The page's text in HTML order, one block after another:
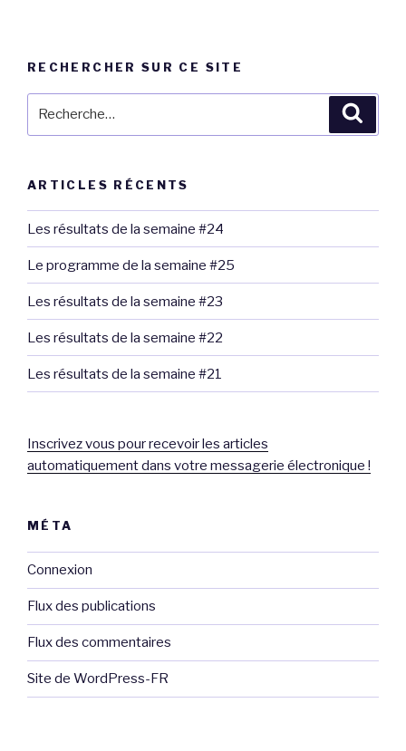
RECHERCHER SUR CE SITE
ARTICLES RÉCENTS
Les résultats de la semaine #24
Le programme de la semaine #25
Les résultats de la semaine #23
Les résultats de la semaine #22
Les résultats de la semaine #21
Inscrivez vous pour recevoir les articles
automatiquement dans votre messagerie électronique !
MÉTA
Connexion
Flux des publications
Flux des commentaires
Site de WordPress-FR